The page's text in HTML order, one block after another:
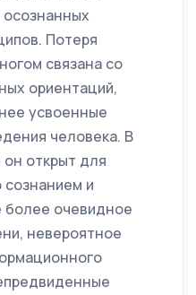
осознанных
Потеря
связана со
ориентаций,
усвоенные
человека. В
он открыт для
сознанием и
более очевидное
невероятное